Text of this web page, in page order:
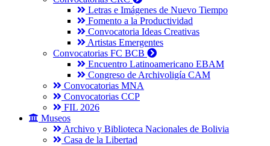
Letras e Imágenes de Nuevo Tiempo
Fomento a la Productividad
Convocatoria Ideas Creativas
Artistas Emergentes
Convocatorias FC BCB
Encuentro Latinoamericano EBAM
Congreso de Archivoligía CAM
Convocatorias MNA
Convocatorias CCP
FIL 2026
Museos
Archivo y Biblioteca Nacionales de Bolivia
Casa de la Libertad